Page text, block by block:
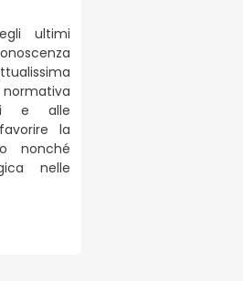
ultimi
e alle
la
nonché
nelle